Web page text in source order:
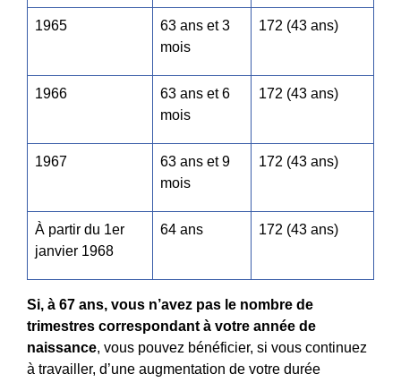
1965
63 ans et 3
mois
172 (43 ans)
1966
63 ans et 6
mois
172 (43 ans)
1967
63 ans et 9
mois
172 (43 ans)
À partir du 1er
janvier 1968
64 ans 172 (43 ans)
Si, à 67 ans, vous n’avez pas le nombre de
trimestres correspondant à votre année de
naissance, vous pouvez bénéficier, si vous continuez
à travailler, d’une augmentation de votre durée